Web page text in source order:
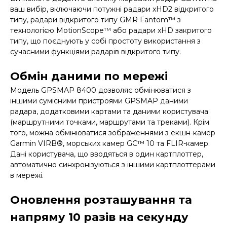
ваш вибір, включаючи потужні радари xHD2 відкритого
типу, радари відкритого типу GMR Fantom™ з
технологією MotionScope™ або радари xHD закритого
типу, що поєднують у собі простоту використання з
сучасними функціями радарів відкритого типу.
Обмін даними по мережі
Модель GPSMAP 8400 дозволяє обмінюватися з
іншими сумісними пристроями GPSMAP даними
радара, додатковими картами та даними користувача
(маршрутними точками, маршрутами та треками). Крім
того, можна обмінюватися зображеннями з екшн-камер
Garmin VIRB®, морських камер GC™ 10 та FLIR-камер.
Дані користувача, що вводяться в один картплоттер,
автоматично синхронізуються з іншими картплоттерами
в мережі.
Оновлення розташування та
напряму 10 разів на секунду